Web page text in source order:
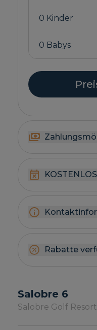
Rabatte
Salobre 6
Salobre Golf